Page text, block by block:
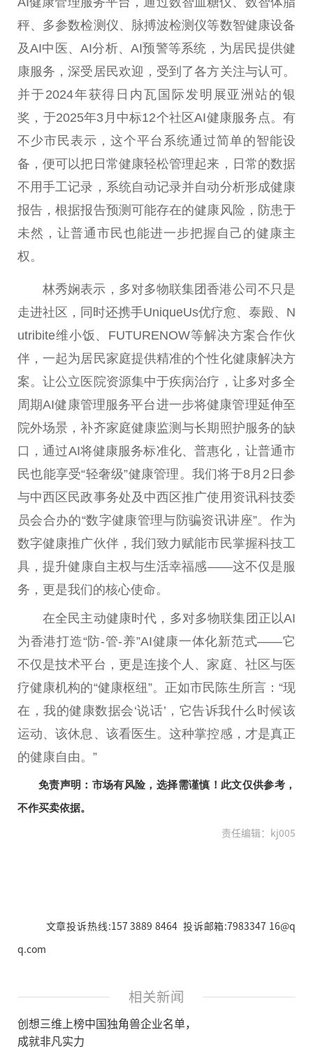
秤、多参数检测仪、脉搏波检测仪等数智健康设备
及AI中医、AI分析、AI预警等系统，为居民提供健
康服务，深受居民欢迎，受到了各方关注与认可。
并于2024年获得日内瓦国际发明展亚洲站的银
奖，于2025年3月中标12个社区AI健康服务点。有
不少市民表示，这个平台 系统通过简单的智能设
备，便可以把日常健康轻松管理起来，日常的数据
不用手工记录，系统自动记录并自动分析形成健康
报告，根据报告预测可能存在的健康风险，防患于
未然，让普通市民也能进一步把握自己的健康主
权。
林秀娴表示，多对多物联集团香港公司不只是
走进社区，同时还携手UniqueUs优疗愈、泰殿、N
utribite维小饭、FUTURENOW等解决方案合作伙
伴，一起为居民家庭提供精准的个性化健康解决方
案。让公立医院资源集中于疾病治疗 ，让多对多全
周期AI健康管理服务平台进一步将健康管理延伸至
院外场景，补齐家庭健康监测与长期照护服务的缺
口，通过AI将健康服务标准化、普惠化，让普通市
民也能享受“轻奢级”健康管理。我们将于8月2日参
与中西区民政事务处及中西区推广使用资讯科技委
员会合办的“数字健康管理与防骗资讯讲座”。作为
数字健康推广伙伴，我们致力赋能市民掌握科技工
具，提升健康自主权与生活幸福感——这不仅是服
务，更是我们的核心使命。
在全民主动健康时代，多对多物联集团正以AI
为香港打造“防-管-养”AI健康一体化新范式——它
不仅是技术平台 ，更是连接个人、家庭、社区与医
疗健康机构的“健康枢纽”。正如市民陈生所言：“现
在，我的健康数据会‘说话’，它告诉我什么时候该
运动、该休息、该看医生。这种掌控感，才是真正
的健康自由。”
免责声明：市场有风险，选择需谨慎！此文仅供参考，
不作买卖依据。
责任编辑：kj005
文章投诉热线:157 3889 8464 投诉邮箱:7983347 16@q
q.com
相关新闻
创想三维上榜中国独角兽企业名单，
成就非凡实力